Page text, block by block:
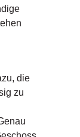
die
zu